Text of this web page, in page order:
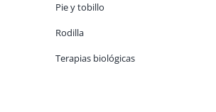
Pie y tobillo
Rodilla
Terapias biológicas